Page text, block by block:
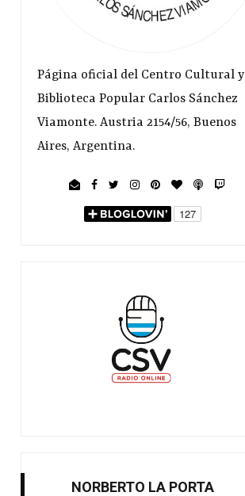
Página oficial del Centro Cultural y
Biblioteca Popular Carlos Sánchez
Viamonte. Austria 2154/56, Buenos
Aires, Argentina.
NORBERTO LA PORTA